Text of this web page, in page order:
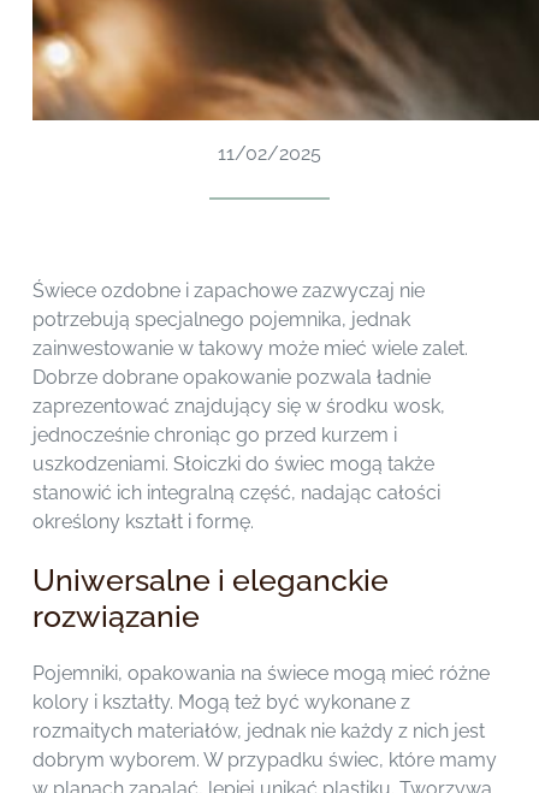
11/02/2025
Świece ozdobne i zapachowe zazwyczaj nie
potrzebują specjalnego pojemnika, jednak
zainwestowanie w takowy może mieć wiele zalet.
Dobrze dobrane opakowanie pozwala ładnie
zaprezentować znajdujący się w środku wosk,
jednocześnie chroniąc go przed kurzem i
uszkodzeniami. Słoiczki do świec mogą także
stanowić ich integralną część, nadając całości
określony kształt i formę.
Uniwersalne i eleganckie
rozwiązanie
Pojemniki, opakowania na świece mogą mieć różne
kolory i kształty. Mogą też być wykonane z
rozmaitych materiałów, jednak nie każdy z nich jest
dobrym wyborem. W przypadku świec, które mamy